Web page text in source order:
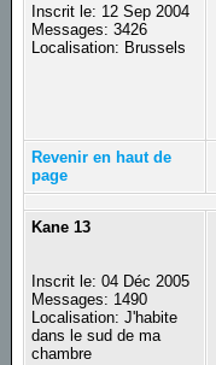
Inscrit le: 12 Sep 2004
Messages: 3426
Localisation: Brussels
Revenir en haut de
page
Kane 13
Inscrit le: 04 Déc 2005
Messages: 1490
Localisation: J'habite
dans le sud de ma
chambre